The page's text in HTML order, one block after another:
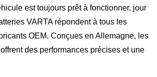
est toujours prêt à fonctionner, jour
VARTA répondent à tous les
OEM. Conçues en Allemagne, les
des performances précises et une